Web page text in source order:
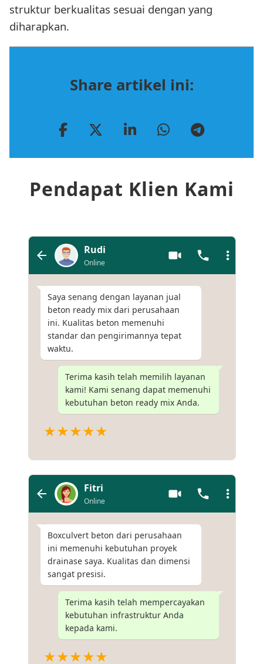
struktur berkualitas sesuai dengan yang
diharapkan.
Share artikel ini:
Pendapat Klien Kami
Rudi
Online
Saya senang dengan layanan jual
beton ready mix dari perusahaan
ini. Kualitas beton memenuhi
standar dan pengirimannya tepat
waktu.
Terima kasih telah memilih layanan
kami! Kami senang dapat memenuhi
kebutuhan beton ready mix Anda.
★★★★★
Fitri
Online
Boxculvert beton dari perusahaan
ini memenuhi kebutuhan proyek
drainase saya. Kualitas dan dimensi
sangat presisi.
Terima kasih telah mempercayakan
kebutuhan infrastruktur Anda
kepada kami.
★★★★★